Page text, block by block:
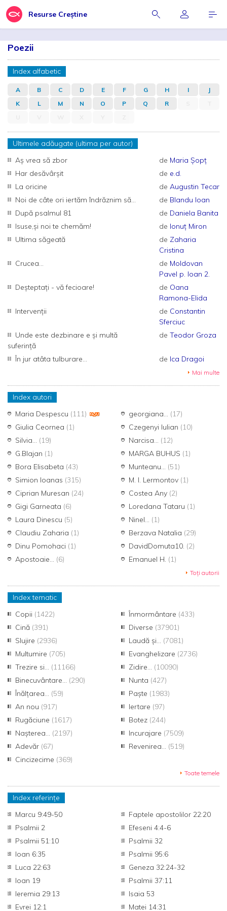
Resurse Creștine
Poezii
Index alfabetic
A B C D E F G H I
J
K
L M N O P Q R
Ultimele adăugate (ultima per autor)
Aș vrea să zbor
de Maria Șopț
Har desăvârșit
de e.d.
La oricine
de Augustin Tecar
Noi de câte ori iertăm îndrăznim să...
de Blandu Ioan
După psalmul 81
de Daniela Banita
Isuse,și noi te chemăm!
de Ionuț Miron
Ultima săgeată
de Zaharia
Cristina
Crucea...
de Moldovan
Pavel p. Ioan 2.
Deșteptați - vă fecioare!
de Oana
Ramona-Elida
Intervenții
de Constantin
Sferciuc
Unde este dezbinare e și multă
suferință
de Teodor Groza
În jur atâta tulburare... de Ica Dragoi
Mai multe
Index autori
Maria Despescu (111) georgiana... (17)
Giulia Ceornea (1) Czegenyi Iulian (10)
Silvia... (19) Narcisa... (12)
G.Blajan (1) MARGA BUHUS (1)
Bora Elisabeta (43) Munteanu... (51)
Simion Ioanas (315) M. I. Lermontov (1)
Ciprian Muresan (24) Costea Any (2)
Gigi Garneata (6) Loredana Tataru (1)
Laura Dinescu (5) Ninel... (1)
Claudiu Zaharia (1) Berzava Natalia (29)
Dinu Pomohaci (1) DavidDomuta10. (2)
Apostoaie... (6) Emanuel H. (1)
Toți autorii
Index tematic
Copii (1422) Înmormântare (433)
Cină (391) Diverse (37901)
Slujire (2936) Laudă și... (7081)
Multumire (705) Evanghelizare (2736)
Trezire si... (11166) Zidire... (10090)
Binecuvântare... (290) Nunta (427)
Înălțarea... (59) Paște (1983)
An nou (917) Iertare (97)
Rugăciune (1617) Botez (244)
Nașterea... (2197) Incurajare (7509)
Adevăr (67) Revenirea... (519)
Cincizecime (369)
Toate temele
Index referințe
Marcu 9:49-50
Faptele apostolilor 22:20
Psalmii 2
Efeseni 4:4-6
Psalmii 51:10
Psalmii 32
Ioan 6:35
Psalmii 95:6
Luca 22:63
Geneza 32:24-32
Ioan 19
Psalmii 37:11
Ieremia 29:13
Isaia 53
Evrei 12:1
Matei 14:31